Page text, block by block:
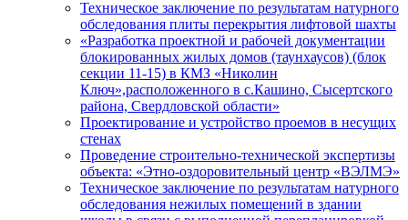
Техническое заключение по результатам натурного
обследования плиты перекрытия лифтовой шахты
«Разработка проектной и рабочей документации
блокированных жилых домов (таунхаусов) (блок
секции 11-15) в КМЗ «Николин
Ключ»,расположенного в с.Кашино, Сысертского
района, Свердловской области»
Проектирование и устройство проемов в несущих
стенах
Проведение строительно-технической экспертизы
объекта: «Этно-оздоровительный центр «ВЭЛМЭ»
Техническое заключение по результатам натурного
обследования нежилых помещений в здании